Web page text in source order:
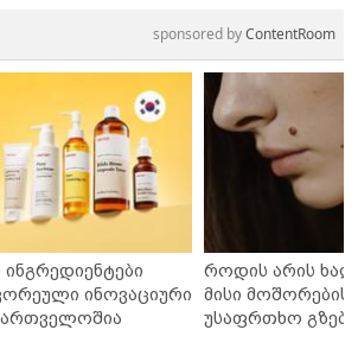
sponsored byContentRoom
ინოვაციური
როდის არის
მისი მოშორების
უსაფრთხო გზები